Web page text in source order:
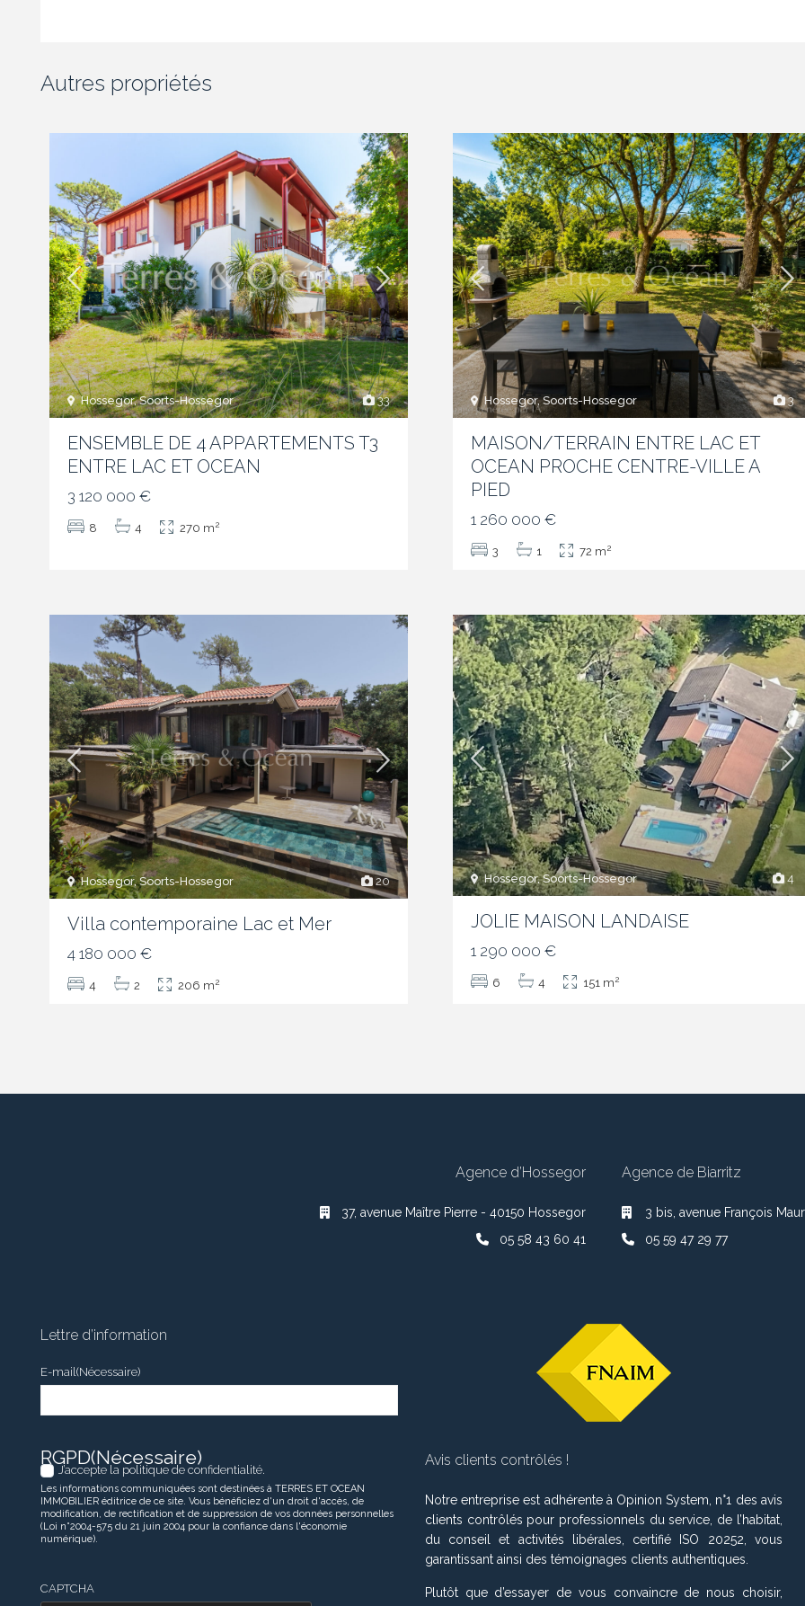
Autres propriétés
33
Hossegor, Soorts-Hossegor
ENSEMBLE DE 4 APPARTEMENTS T3
ENTRE LAC ET OCEAN
3 120 000 €
8 4 270 m2
3
Hossegor, Soorts-Hossegor
MAISON/TERRAIN ENTRE LAC ET
OCEAN PROCHE CENTRE-VILLE A
PIED
1 260 000 €
3 1 72 m2
20
Hossegor, Soorts-Hossegor
Villa contemporaine Lac et Mer
4 180 000 €
4 2 206 m2
4
Hossegor, Soorts-Hossegor
JOLIE MAISON LANDAISE
1 290 000 €
6 4 151 m2
Agence d’Hossegor
37, avenue Maître Pierre - 40150 Hossegor
05 58 43 60 41
Agence de Biarritz
3 bis, avenue François
05 59 47 29 77
Lettre d’information
E-mail(Nécessaire)
RGPD(Nécessaire)
J’accepte la politique de confidentialité.
Les informations communiquées sont destinées à TERRES ET OCEAN
IMMOBILIER éditrice de ce site. Vous bénéficiez d'un droit d'accès, de
modification, de rectification et de suppression de vos données personnelles
(Loi n°2004-575 du 21 juin 2004 pour la confiance dans l'économie
numérique).
CAPTCHA
Avis clients contrôlés !
Notre entreprise est adhérente à Opinion System, n°1 des avis
clients contrôlés pour professionnels du service, de l’habitat,
du conseil et activités libérales, certifié ISO 20252, vous
garantissant ainsi des témoignages clients authentiques.
Plutôt que d’essayer de vous convaincre de nous choisir,